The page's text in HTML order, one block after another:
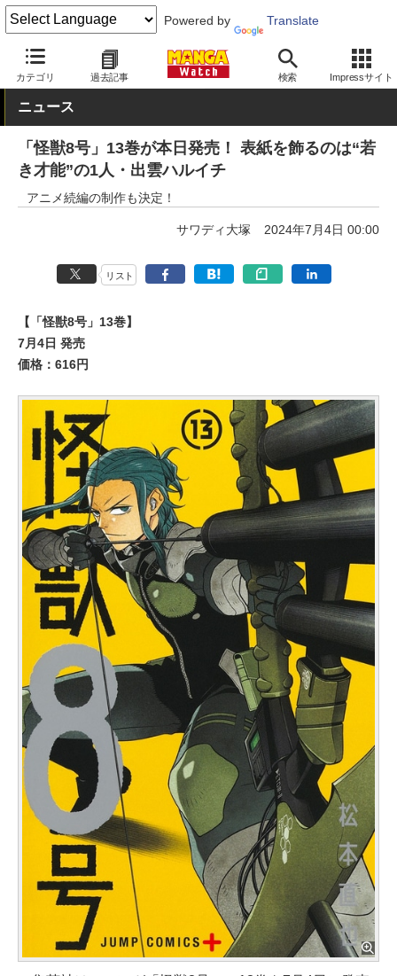
Powered by Translate
カテゴリ 過去記事 検索 Impressサイト
MANGA Watch 少年 怪獣8号
ニュース
「怪獣8号」13巻が本日発売！ 表紙を飾るのは“若
き才能”の1人・出雲ハルイチ
アニメ続編の制作も決定！
サワディ大塚 2024年7月4日 00:00
リスト
【「怪獣8号」13巻】
7月4日 発売
価格：616円